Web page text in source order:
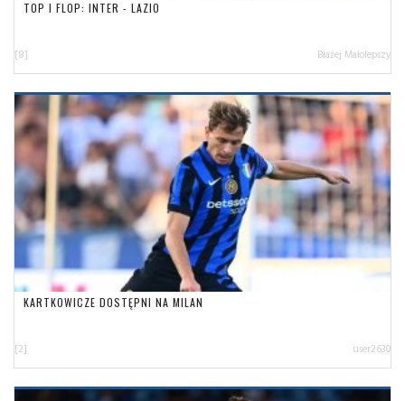
TOP I FLOP: INTER - LAZIO
[8] Błażej Małolepszy
KARTKOWICZE DOSTĘPNI NA MILAN
[2] user2630